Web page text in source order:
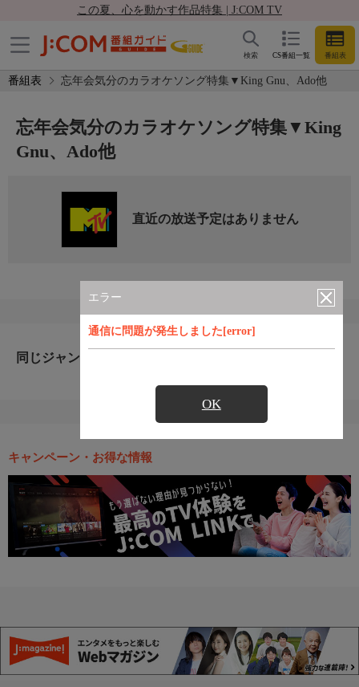
この夏、心を動かす作品特集 | J:COM TV
CS番組一覧 番組表
検索
番組表 忘年会気分のカラオケソング特集▼King Gnu、Ado他
エラー
通信に問題が発生しました[error]
OK
忘年会気分のカラオケソング特集▼King
Gnu、Ado他
直近の放送予定はありません
同じジャンルのおすすめ番組
キャンペーン・お得な情報